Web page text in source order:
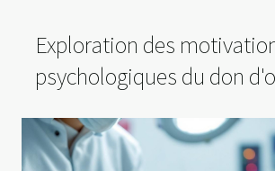
Exploration des
psychologiques du don